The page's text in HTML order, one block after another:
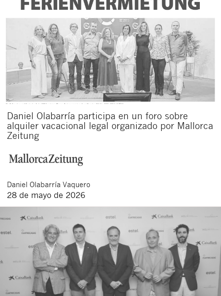
Daniel Olabarría participa en un foro sobre
alquiler vacacional legal organizado por Mallorca
Zeitung
Daniel Olabarría Vaquero
28 de mayo de 2026